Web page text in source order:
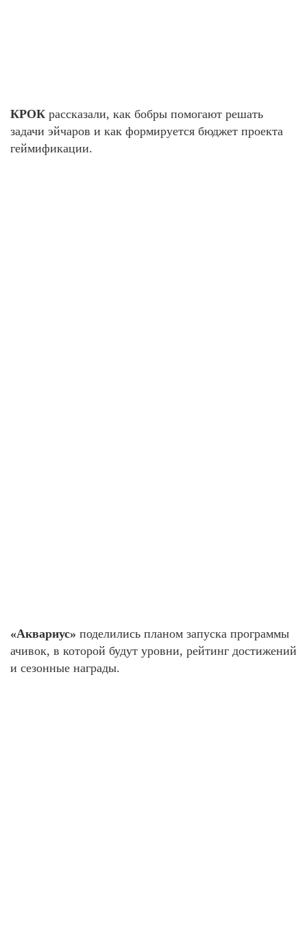
КРОК рассказали, как бобры помогают решать
задачи эйчаров и как формируется бюджет проекта
геймификации.
«Аквариус» поделились планом запуска программы
ачивок, в которой будут уровни, рейтинг достижений
и сезонные награды.